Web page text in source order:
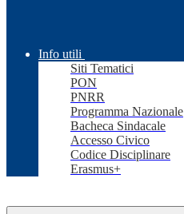
Info utili
Siti Tematici
PON
PNRR
Programma Nazionale
Bacheca Sindacale
Accesso Civico
Codice Disciplinare
Erasmus+